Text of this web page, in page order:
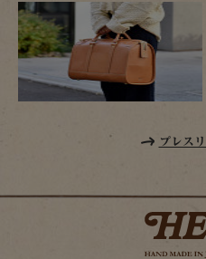
プレス